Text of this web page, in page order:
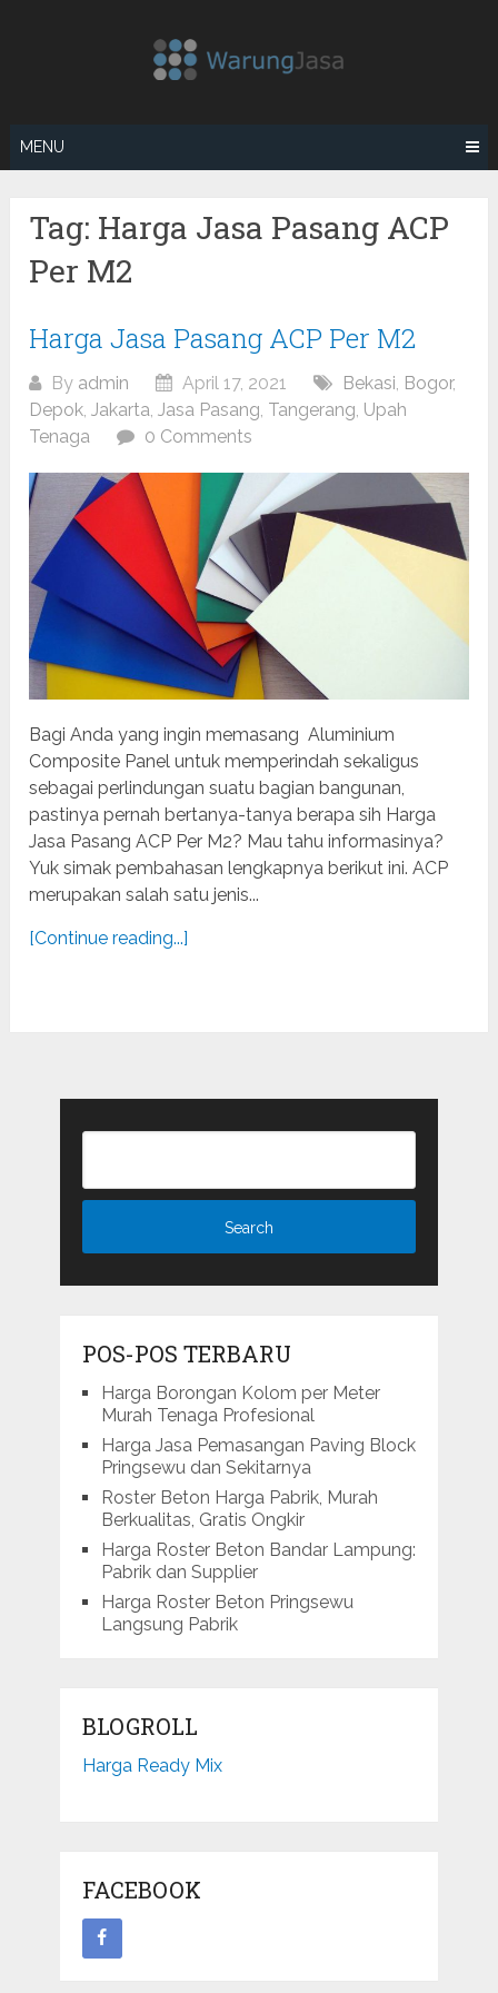
MENU
Tag: Harga Jasa Pasang ACP
Per M2
Harga Jasa Pasang ACP Per M2
By admin April 17, 2021 Bekasi, Bogor,
Depok,Jakarta,Jasa Pasang, Tangerang, Upah
Tenaga
0 Comments
Bagi Anda yang ingin memasang Aluminium
Composite Panel untuk memperindah sekaligus
sebagai perlindungan suatu bagian bangunan,
pastinya pernah bertanya-tanya berapa sih Harga
Jasa Pasang ACP Per M2? Mau tahu informasinya?
Yuk simak pembahasan lengkapnya berikut ini. ACP
merupakan salah satu jenis...
[Continue reading...]
Posts
navigation
POS-POS TERBARU
Harga Borongan Kolom per Meter
Murah Tenaga Profesional
Harga Jasa Pemasangan Paving Block
Pringsewu dan Sekitarnya
Roster Beton Harga Pabrik, Murah
Berkualitas, Gratis Ongkir
Harga Roster Beton Bandar Lampung:
Pabrik dan Supplier
Harga Roster Beton Pringsewu
Langsung Pabrik
BLOGROLL
Harga Ready Mix
FACEBOOK